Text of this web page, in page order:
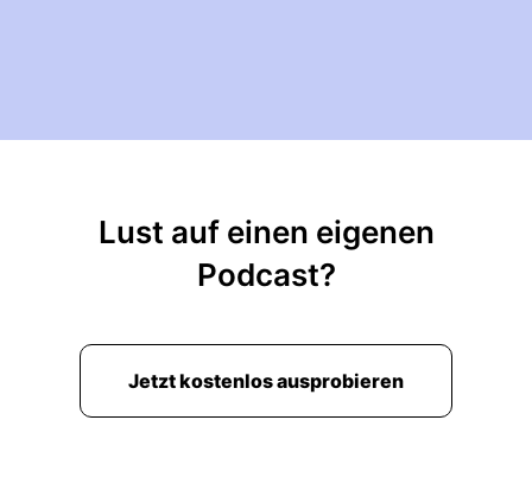
Lust auf einen eigenen
Podcast?
Jetzt kostenlos ausprobieren